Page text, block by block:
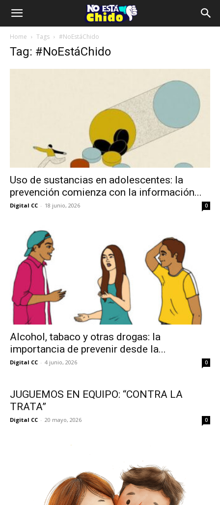
Home Tags #NoEstáChido
Tag: #NoEstáChido
Uso de sustancias en adolescentes: la
prevención comienza con la información...
Digital CC - 18 junio, 2026 0
Alcohol, tabaco y otras drogas: la
importancia de prevenir desde la...
Digital CC - 4 junio, 2026 0
JUGUEMOS EN EQUIPO: “CONTRA LA
TRATA”
Digital CC - 20 mayo, 2026 0